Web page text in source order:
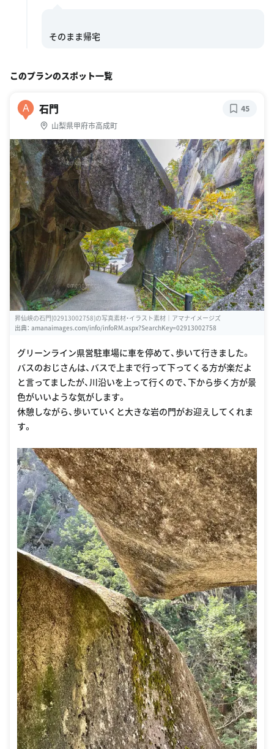
このプランのスポット一覧
A 石門
山梨県甲府市高成町
45
昇仙峡の石門[02913002758]の写真素材・イラスト素材｜アマナイメージズ
出典： amanaimages.com/info/infoRM.aspx?SearchKey=02913002758
グリーンライン県営駐車場に車を停めて、歩いて行きました。
バスのおじさんは、バスで上まで行って下ってくる方が楽だよ
と言ってましたが、川沿いを上って行くので、下から歩く方が景
色がいいような気がします。
休憩しながら、歩いていくと大きな岩の門がお迎えしてくれま
す。